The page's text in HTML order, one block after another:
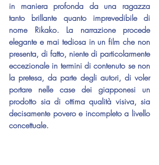
in maniera profonda da una ragazza
tanto brillante quanto imprevedibile di
nome Rikako. La narrazione procede
elegante e mai tediosa in un film che non
presenta, di fatto, niente di particolarmente
eccezionale in termini di contenuto se non
la pretesa, da parte degli autori, di voler
portare nelle case dei giapponesi un
prodotto sia di ottima qualità visiva, sia
decisamente povero e incompleto a livello
concettuale.